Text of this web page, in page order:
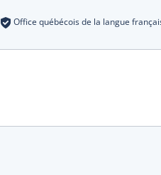
Office québécois de la langue